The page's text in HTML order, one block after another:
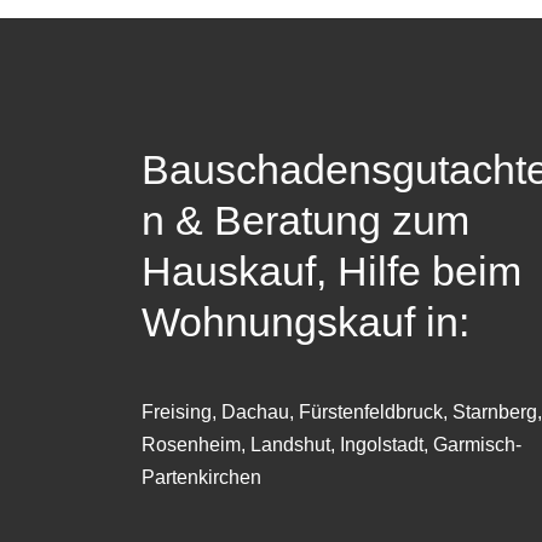
n & Beratung zum
Hauskauf, Hilfe beim
Wohnungskauf in:
Freising, Dachau, Fürstenfeldbruck, Starnberg,
Rosenheim, Landshut, Ingolstadt, Garmisch-
Partenkirchen